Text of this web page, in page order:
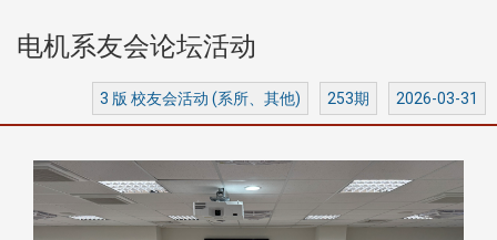
​​​​​​​电机系友会论坛活动
3 版 校友会活动 (系所、其他) 253期 2026-03-31